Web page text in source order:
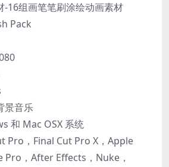
-16组画笔笔刷涂绘动画素材
Pack
景音乐
和 Mac OSX 系统
Pro，Final Cut Pro X，Apple
，After Effects，Nuke，